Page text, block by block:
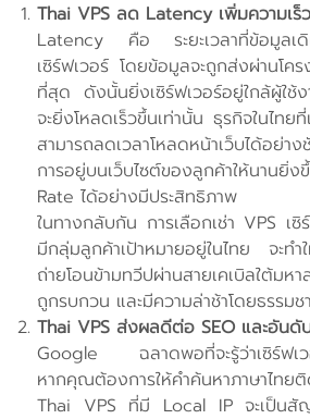
Thai VPS ลด Latency เพิ่มความเร็
Latency คือ ระยะเวลาที่ข้อมูลเดิ
เซิร์ฟเวอร์ โดยข้อมูลจะถูกส่งผ่านโคร
ที่สุด ดังนั้นยิ่งเซิร์ฟเวอร์อยู่ใกล้ผู้ใช้ง
จะยิ่งโหลดเร็วขึ้นเท่านั้น ธุรกิจในไท
สามารถลดเวลาโหลดหน้าเว็บได้อย่
การอยู่บนเว็บไซต์ของลูกค้าให้นาน
Rate ได้อย่างมีประสิทธิภาพ
ในทางกลับกัน การเลือกเช่า VPS เซิ
มีกลุ่มลูกค้าเป้าหมายอยู่ในไทย จะท
ถ่ายโอนข้ามทวีปผ่านสายเคเบิลใต้ม
ถูกรบกวน และมีความล่าช้าโดยธรรม
Thai VPS ส่งผลดีต่อ SEO และอันดั
Google ฉลาดพอที่จะรู้ว่าเซิร์ฟเ
หากคุณต้องการให้คำค้นหาภาษาไ
Thai VPS ที่มี Local IP จะเป็น